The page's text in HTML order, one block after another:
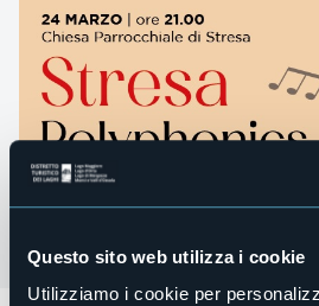
Questo sito web utilizza i cookie
Utilizziamo i cookie per